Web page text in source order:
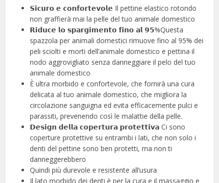
𝗦𝗶𝗰𝘂𝗿𝗼 𝗲 𝗰𝗼𝗻𝗳𝗼𝗿𝘁𝗲𝘃𝗼𝗹𝗲 Il pettine elastico rotondo
non graffierà mai la pelle del tuo animale domestico
𝗥𝗶𝗱𝘂𝗰𝗲 𝗹𝗼 𝘀𝗽𝗮𝗿𝗴𝗶𝗺𝗲𝗻𝘁𝗼 𝗳𝗶𝗻𝗼 𝗮𝗹 𝟵𝟱%Questa
spazzola per animali domestici rimuove fino al 95% dei
peli sciolti e morti dell’animale domestico e pettina il
nodo aggrovigliato senza danneggiare il pelo del tuo
animale domestico
È ultra morbido e confortevole, che fornirà una cura
delicata al tuo animale domestico, che migliora la
circolazione sanguigna ed evita efficacemente pulci e
parassiti, prevenendo così le malattie della pelle.
𝗗𝗲𝘀𝗶𝗴𝗻 𝗱𝗲𝗹𝗹𝗮 𝗰𝗼𝗽𝗲𝗿𝘁𝘂𝗿𝗮 𝗽𝗿𝗼𝘁𝗲𝘁𝘁𝗶𝘃𝗮 Ci sono
coperture protettive su entrambi i lati, che non solo i
denti del pettine sono ben protetti, ma non ti
danneggerebbero
Quindi più durevole e resistente all’usura
Il lato morbido dei denti è per la cura e il massaggio e